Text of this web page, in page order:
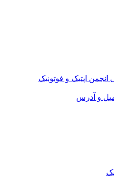
اپتیک و فوتونیک
و آدرس